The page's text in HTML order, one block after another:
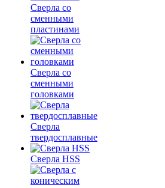
Сверла со
сменными
пластинами
Сверла со
сменными
головками
Сверла
твердосплавные
Сверла HSS